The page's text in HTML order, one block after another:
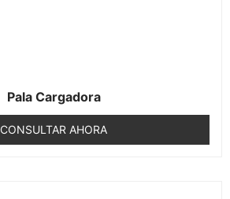
Pala Cargadora
CONSULTAR AHORA